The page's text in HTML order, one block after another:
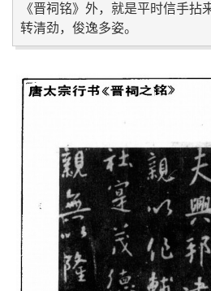
《晋祠铭》外，就是平时信手拈
转清劲，俊逸多姿。